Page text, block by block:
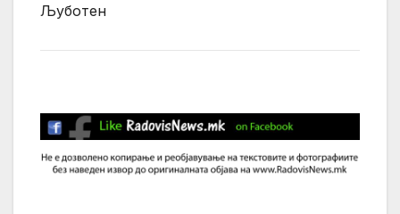
Љуботен